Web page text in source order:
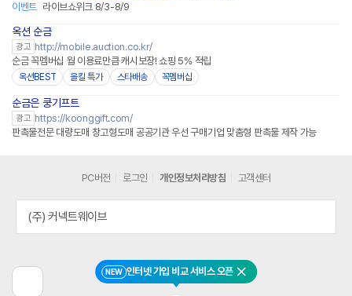
이벤트 라이브쇼위크 8/3-8/9
옥션 순금
광고 http://mobile.auction.co.kr/
순금 꼭멤버십 월 이용료만큼 캐시보장! 쇼핑 5% 적립
옥션BEST 올킬 특가 스타배송 꼭멤버십
순금은 쿵기프트
광고 https://koonggift.com/
판촉물전문 대량도매 창고형도매 공공기관 우선 구매기업 맞춤형 판촉물 제작 가능
NEW 인터넷 가입 비교 서비스 오픈 닫기
PC버전 로그인 개인정보처리방침 고객센터
(주) 커넥트웨이브